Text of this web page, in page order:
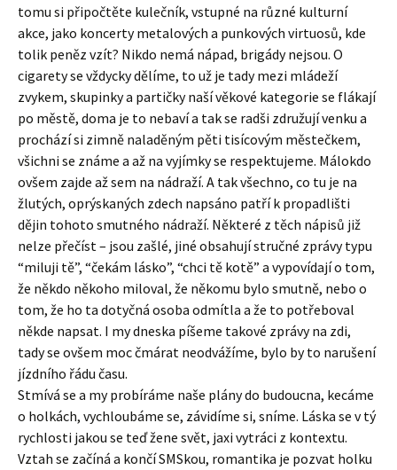
tomu si připočtěte kulečník, vstupné na různé kulturní
akce, jako koncerty metalových a punkových virtuosů, kde
tolik peněz vzít? Nikdo nemá nápad, brigády nejsou. O
cigarety se vždycky dělíme, to už je tady mezi mládeží
zvykem, skupinky a partičky naší věkové kategorie se flákají
po městě, doma je to nebaví a tak se radši združují venku a
prochází si zimně naladěným pěti tisícovým městečkem,
všichni se známe a až na vyjímky se respektujeme. Málokdo
ovšem zajde až sem na nádraží. A tak všechno, co tu je na
žlutých, oprýskaných zdech napsáno patří k propadlišti
dějin tohoto smutného nádraží. Některé z těch nápisů již
nelze přečíst – jsou zašlé, jiné obsahují stručné zprávy typu
“miluji tě”, “čekám lásko”, “chci tě kotě” a vypovídají o tom,
že někdo někoho miloval, že někomu bylo smutně, nebo o
tom, že ho ta dotyčná osoba odmítla a že to potřeboval
někde napsat. I my dneska píšeme takové zprávy na zdi,
tady se ovšem moc čmárat neodvážíme, bylo by to narušení
jízdního řádu času.
Stmívá se a my probíráme naše plány do budoucna, kecáme
o holkách, vychloubáme se, závidíme si, sníme. Láska se v tý
rychlosti jakou se teď žene svět, jaxi vytráci z kontextu.
Vztah se začíná a končí SMSkou, romantika je pozvat holku